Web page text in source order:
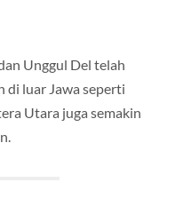
Unggul Del telah
di luar Jawa seperti
Utara juga semakin